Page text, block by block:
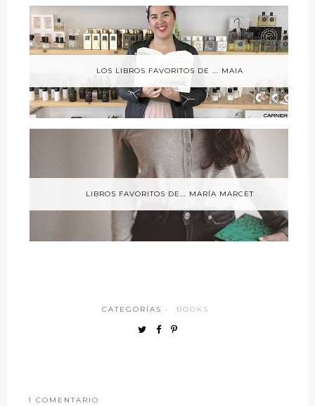
LOS LIBROS FAVORITOS DE ... MAIA
LIBROS FAVORITOS DE... MARÍA MARCET
CATEGORÍAS · BOOKS
1 COMENTARIO